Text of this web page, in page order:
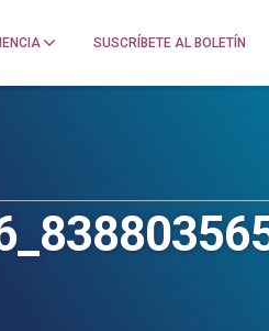
SUSCRÍBETE AL BOLETÍN